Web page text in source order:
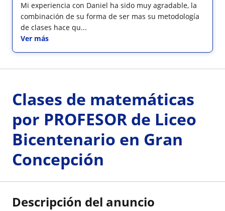
Mi experiencia con Daniel ha sido muy agradable, la
combinación de su forma de ser mas su metodología
de clases hace qu...
Ver más
Clases de matemáticas
por PROFESOR de Liceo
Bicentenario en Gran
Concepción
Descripción del anuncio